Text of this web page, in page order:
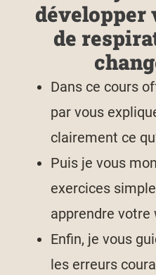
développer
de
Dans ce cours
par vous
clairement ce
Puis je vous
exercices
apprendre votre
Enfin, je vous
les erreurs